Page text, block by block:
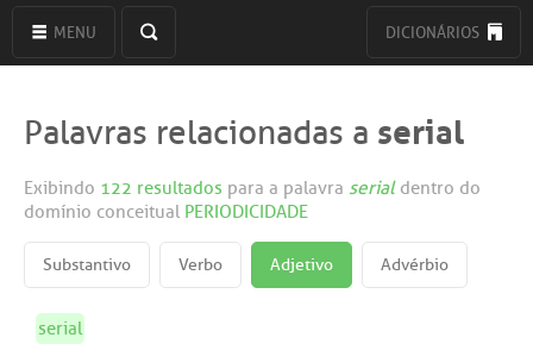
MENU DICIONÁRIOS
Palavras relacionadas a serial
Exibindo 122 resultados para a palavra serialdentro do
domínio conceitual PERIODICIDADE
Substantivo Verbo Adjetivo Advérbio
serial